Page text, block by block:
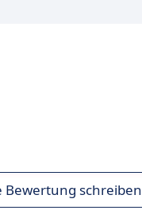
Bewertung schreiben